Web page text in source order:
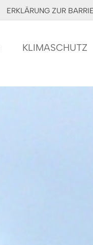
ERKLÄRUNG ZUR
KLIMASCHUTZ